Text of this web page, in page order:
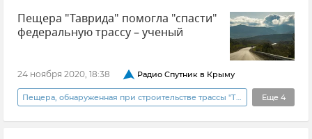
Пещера "Таврида" помогла "спасти"
федеральную трассу – ученый
24 ноября 2020, 18:38 Радио Спутник в Крыму
Еще 4
Общество Новости Трасса Таврида